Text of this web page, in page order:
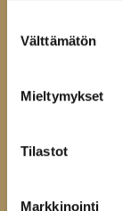
valinta
Välttämätön
Mieltymykset
Tilastot
Markkinointi
Liity